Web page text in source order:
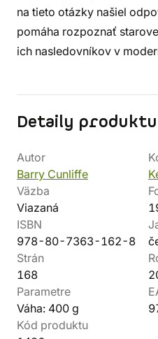
na tieto otázky našiel
pomáha rozpoznať
ich nasledovníkov v
Detaily produktu
Autor
Barry Cunliffe
Väzba
Viazaná
ISBN
978-80-7363-162-8
Strán
168
Parametre
Váha: 400 g
Kód produktu